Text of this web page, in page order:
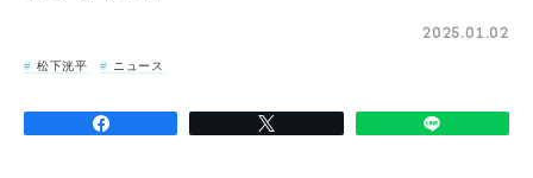
2025.01.02
松下洸平 ニュース